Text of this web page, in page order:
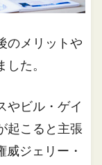
のメリットや
た。
やビル・ゲイ
起こると主張
威ジェリー・